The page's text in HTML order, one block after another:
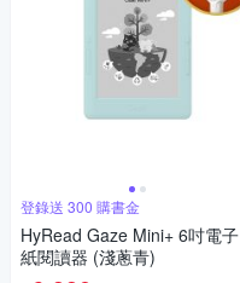
登錄送 300 購書金
HyRead Gaze Mini+ 6吋電子
紙閱讀器 (淺蔥青)